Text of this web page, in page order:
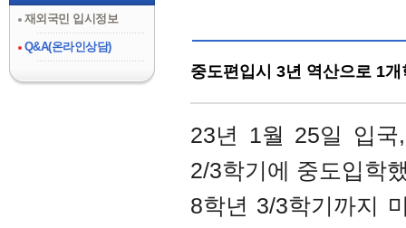
재외국민 입시정보
Q&A(온라인상담)
중도편입시 3년 역산으로 1
23년 1월 25일 입국
2/3학기에 중도입학
8학년 3/3학기까지